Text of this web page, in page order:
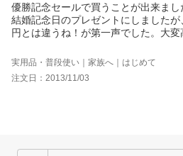
優勝記念セールで買うことが出来まし
結婚記念日のプレゼントにしました
円とは違うね！が第一声でした。大変
ース、らんぷ、ともさんかく、うち
初めて味わうお肉の美味しさに驚き、
満足な夕食でした。
また、手書きの結婚記念日のメッセー
実用品・普段使い｜家族へ｜はじめて
注文日：2013/11/03